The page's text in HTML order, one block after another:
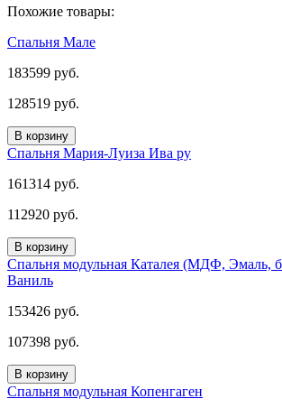
Похожие товары:
Спальня Мале
183599 руб.
128519 руб.
В корзину
Спальня Мария-Луиза Ива ру
161314 руб.
112920 руб.
В корзину
Спальня модульная Каталея (МДФ, Эмаль,
Ваниль
153426 руб.
107398 руб.
В корзину
Спальня модульная Копенгаген